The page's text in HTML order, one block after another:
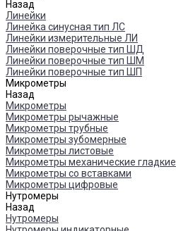
Назад
Линейки
Линейка синусная тип ЛС
Линейки измерительные ЛИ
Линейки поверочные тип ШД
Линейки поверочные тип ШМ
Линейки поверочные тип ШП
Микрометры
Назад
Микрометры
Микрометры рычажные
Микрометры трубные
Микрометры зубомерные
Микрометры листовые
Микрометры механические гладкие
Микрометры со вставками
Микрометры цифровые
Нутромеры
Назад
Нутромеры